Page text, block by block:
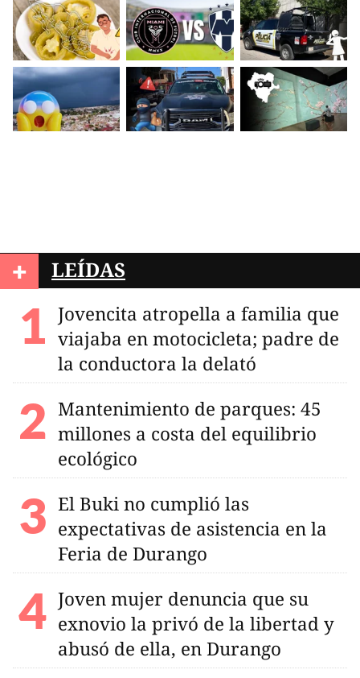
+ LEÍDAS
Jovencita atropella a familia que
viajaba en motocicleta; padre de
la conductora la delató
Mantenimiento de parques: 45
millones a costa del equilibrio
ecológico
El Buki no cumplió las
expectativas de asistencia en la
Feria de Durango
Joven mujer denuncia que su
exnovio la privó de la libertad y
abusó de ella, en Durango